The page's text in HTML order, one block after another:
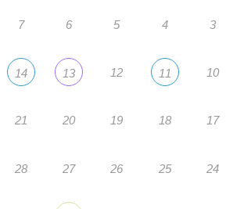
3
4
5
6
7
10
11
12
13
14
17
18
19
20
21
24
25
26
27
28